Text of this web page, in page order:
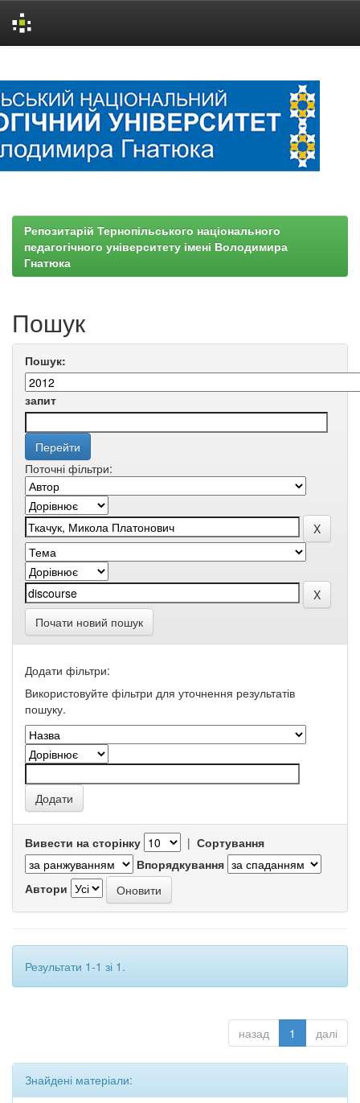
Репозитарій Тернопільського національного
педагогічного університету імені Володимира
Гнатюка
Пошук
Пошук:
запит
Поточні фільтри:
Почати новий пошук
Додати фільтри:
Використовуйте фільтри для уточнення результатів
пошуку.
Вивести на сторінку | Сортування
Впорядкування
Автори
Результати 1-1 зі 1.
назад 1 далі
Знайдені матеріали: